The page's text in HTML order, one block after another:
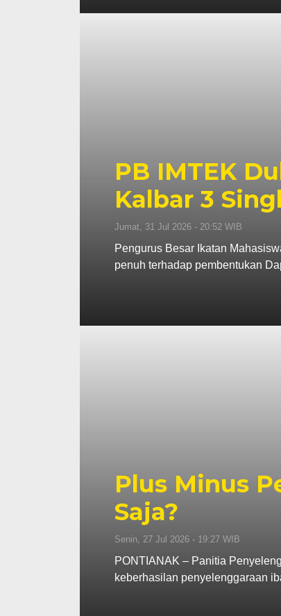
PB IMTEK
Kalbar 3
Jumat, 31 Jul 2026 - 20:52 WIB
Pengurus Besar Ikatan
penuh terhadap pembentukan
Plus Minus
Saja?
Senin, 27 Jul 2026 - 19:27 WIB
PONTIANAK – Panitia
keberhasilan penyelenggaraan